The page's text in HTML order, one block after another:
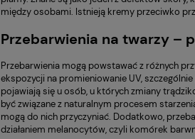
między osobami. Istnieją kremy przeciwko
Przebarwienia na twarzy –
Przebarwienia mogą powstawać z różnych
ekspozycji na promieniowanie UV,
pojawiają się u osób, u których zmiany
być związane z naturalnym procesem
mogą do nich przyczyniać. Dodatkowo,
działaniem melanocytów, czyli komórek